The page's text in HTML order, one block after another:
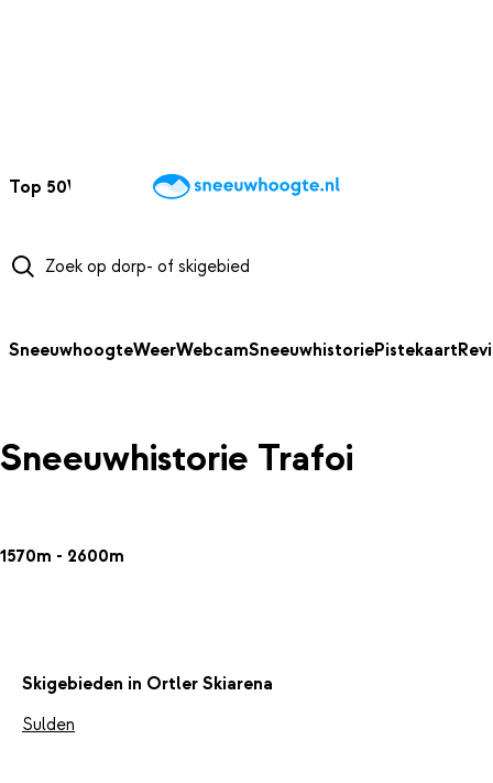
Top 50Webcams WintersportweerKaarten
SneeuwhoogteWeerWebcamSneeuwhistoriePistekaart
Sneeuwhistorie Trafoi
1570m - 2600m
Skigebieden in Ortler Skiarena
Sulden